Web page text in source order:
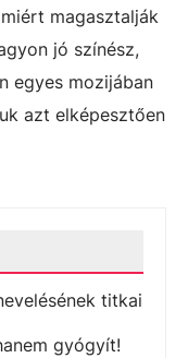
magasztalják
jó színész,
egyes mozijában
azt elképesztően
titkai
gyógyít!